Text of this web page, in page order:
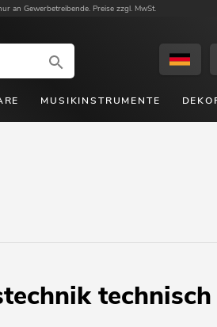
an Gewerbetreibende. Preise zzgl. MwSt.
MUSIKINSTRUMENTE